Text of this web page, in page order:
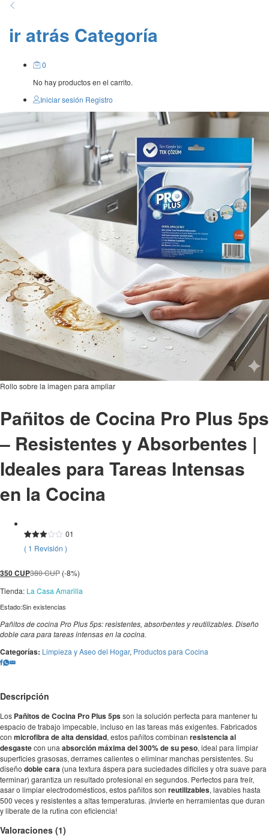
ir atrás Categoría
0
No hay productos en el carrito.
Iniciar sesión Registro
Rollo sobre la imagen para ampliar
Pañitos de Cocina Pro Plus 5ps
– Resistentes y Absorbentes |
Ideales para Tareas Intensas
en la Cocina
Valorado
con
base
1
valoración
de un
01
( 1 Revisión )
350CUP380CUP (-8%)
Tienda: La Casa Amarilla
Estado:Sin existencias
Pañitos de cocina Pro Plus 5ps: resistentes, absorbentes y reutilizables. Diseño
doble cara para tareas intensas en la cocina.
Categorías: Limpieza y Aseo del Hogar, Productos para Cocina
Descripción
Los Pañitos de Cocina Pro Plus 5psson la solución perfecta para mantener tu
espacio de trabajo impecable, incluso en las tareas más exigentes. Fabricados
con microfibra de alta densidad, estos pañitos combinan resistencia al
desgastecon una absorción máxima del 300% de su peso, ideal para limpiar
superficies grasosas, derrames calientes o eliminar manchas persistentes. Su
diseño doble cara (una textura áspera para suciedades difíciles y otra suave para
terminar) garantiza un resultado profesional en segundos. Perfectos para freír,
asar o limpiar electrodomésticos, estos pañitos son reutilizables, lavables hasta
500 veces y resistentes a altas temperaturas. ¡Invierte en herramientas que duran
y liberate de la rutina con eficiencia!
Valoraciones (1)